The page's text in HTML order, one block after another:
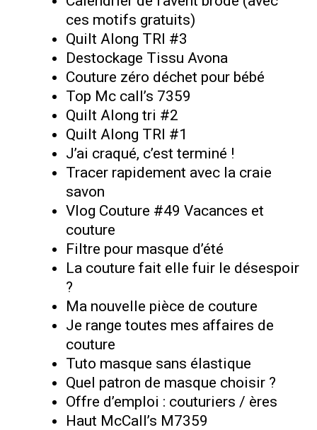
ces motifs gratuits)
Quilt Along TRI #3
Destockage Tissu Avona
Couture zéro déchet pour bébé
Top Mc call’s 7359
Quilt Along tri #2
Quilt Along TRI #1
J’ai craqué, c’est terminé !
Tracer rapidement avec la craie
savon
Vlog Couture #49 Vacances et
couture
Filtre pour masque d’été
La couture fait elle fuir le désespoir
?
Ma nouvelle pièce de couture
Je range toutes mes affaires de
couture
Tuto masque sans élastique
Quel patron de masque choisir ?
Offre d’emploi : couturiers / ères
Haut McCall’s M7359